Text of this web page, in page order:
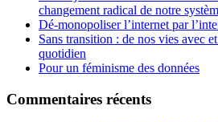
changement radical de notre
Dé-monopoliser l’internet par
Sans transition : de nos vies avec
quotidien
Pour un féminisme des données
Commentaires récents